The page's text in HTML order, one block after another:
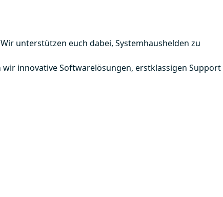
unterstützen euch dabei, Systemhaushelden zu
innovative Softwarelösungen, erstklassigen Support